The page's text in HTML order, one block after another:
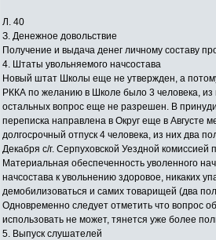
Л. 40
З. Денежное довольствие
Получение и выдача денег личному составу
4. Штаты увольняемого начсостава
Новый штат Школы еще не утвержден, а
РККА по желанию в Школе было 3 человека, из
остальных вопрос еще не разрешен. В
переписка направлена в Округ еще в Августе
долгосрочный отпуск 4 человека, из них два
Декабря с/г. Серпуховской Уездной
Материальная обеспеченность уволенного
начсостава к увольнению здоровое, никаких
демобилизоваться и самих товарищей (два
Одновременно следует отметить что вопрос
использовать не может, тянется уже более
5. Выпуск слушателей